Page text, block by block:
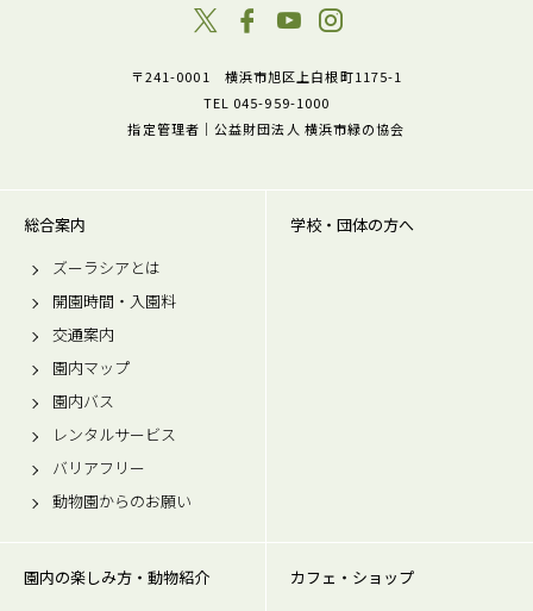
〒241-0001 横浜市旭区上白根町1175-1
TEL 045-959-1000
指定管理者｜公益財団法人 横浜市緑の協会
総合案内
ズーラシアとは
開園時間・入園料
交通案内
園内マップ
園内バス
レンタルサービス
バリアフリー
動物園からのお願い
学校・団体の方へ
園内の楽しみ方・動物紹介
カフェ・ショップ